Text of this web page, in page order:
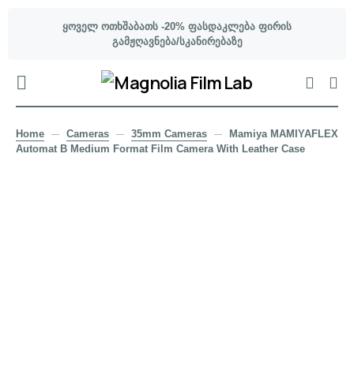
ყოველ ოთხშაბათს -20% ფასდაკლება ფირის
გამჟღავნება/სკანირებაზე
Home Cameras 35mm Cameras
Mamiya MAMIYAFLEX
Automat B Medium Format Film Camera With Leather Case